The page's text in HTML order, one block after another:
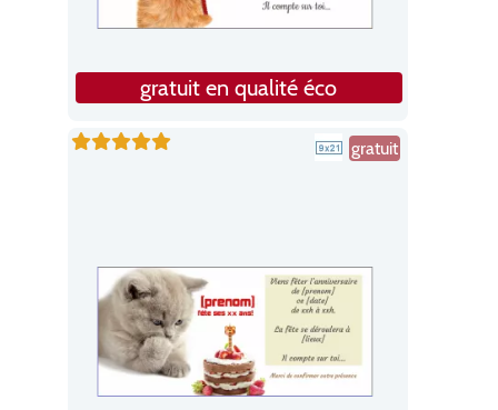
gratuit en qualité éco
gratuit